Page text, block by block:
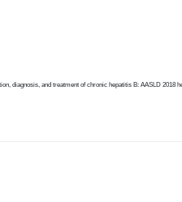
diagnosis, and treatment of chronic hepatitis B: AASLD 2018